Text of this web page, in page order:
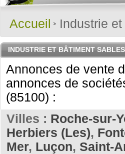
Consulter gratuitementles
vendre.
Et/ou déposergratuitement
RECHERCHER UNE
ANNONCE
Accueil Industrie
INDUSTRIE ET BÂTIMENT
Annonces de vente
annonces de
(85100) :
Villes : Roche-sur-
Herbiers (Les),
Mer, Luçon, Saint-